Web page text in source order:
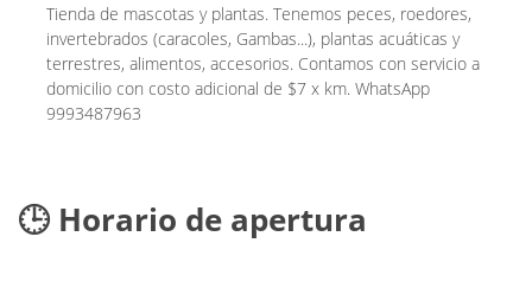
Tienda de mascotas y plantas. Tenemos peces, roedores,
invertebrados (caracoles, Gambas...), plantas acuáticas y
terrestres, alimentos, accesorios. Contamos con servicio a
domicilio con costo adicional de $7 x km. WhatsApp
9993487963
🕒 Horario de apertura